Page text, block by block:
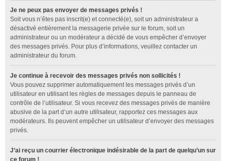
Je ne peux pas envoyer de messages privés !
Soit vous n’êtes pas inscrit(e) et connecté(e), soit un administrateur a
désactivé entièrement la messagerie privée sur le forum, soit un
administrateur ou un modérateur a décidé de vous empêcher d’envoyer
des messages privés. Pour plus d’informations, veuillez contacter un
administrateur du forum.
Je continue à recevoir des messages privés non sollicités !
Vous pouvez supprimer automatiquement les messages privés d’un
utilisateur en utilisant les règles de messages depuis le panneau de
contrôle de l’utilisateur. Si vous recevez des messages privés de manière
abusive de la part d’un autre utilisateur, rapportez ces messages aux
modérateurs. Ils peuvent empêcher un utilisateur d’envoyer des messages
privés.
J’ai reçu un courrier électronique indésirable de la part de quelqu’un sur
ce forum !